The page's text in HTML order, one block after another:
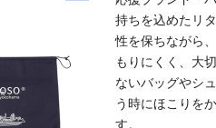
持ちを込めたリ
性を保ちながら
もりにくく、大
ないバッグやシ
う時にほこりを
す。